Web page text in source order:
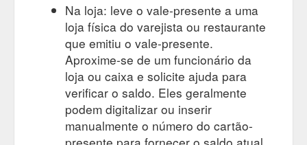
Na loja: leve o vale-presente a uma
loja física do varejista ou restaurante
que emitiu o vale-presente.
Aproxime-se de um funcionário da
loja ou caixa e solicite ajuda para
verificar o saldo. Eles geralmente
podem digitalizar ou inserir
manualmente o número do cartão-